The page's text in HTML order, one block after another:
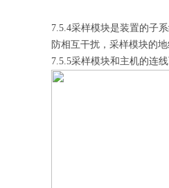
7.5.4采样模块是装置的子
防相互干扰，采样模块的
7.5.5采样模块和主机的连